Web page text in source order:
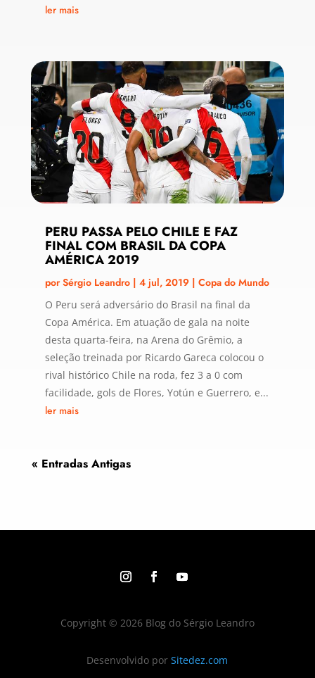
ler mais
PERU PASSA PELO CHILE E FAZ
FINAL COM BRASIL DA COPA
AMÉRICA 2019
porSérgio Leandro| 4 jul, 2019| Copa do Mundo
O Peru será adversário do Brasil na final da
Copa América. Em atuação de gala na noite
desta quarta-feira, na Arena do Grêmio, a
seleção treinada por Ricardo Gareca colocou o
rival histórico Chile na roda, fez 3 a 0 com
facilidade, gols de Flores, Yotún e Guerrero, e...
ler mais
« Entradas Antigas
Copyright © 2026 Blog do Sérgio Leandro
Desenvolvido porSitedez.com